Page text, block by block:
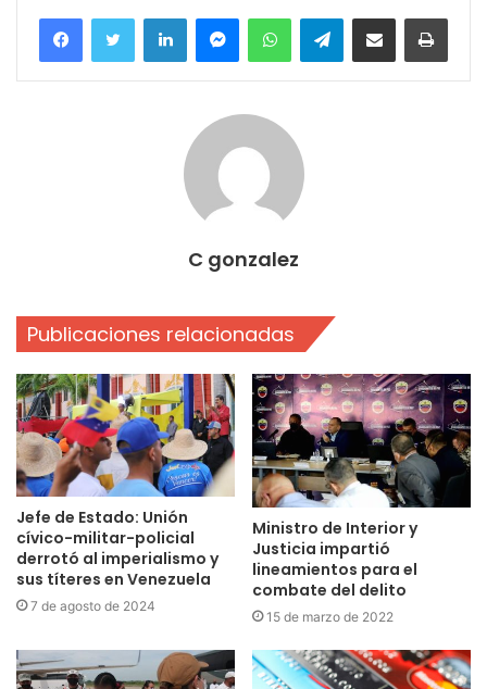
FacebookTwitter LinkedInMessengerWhatsAppTelegramCompartir por correo electrónico
C gonzalez
Publicaciones relacionadas
Jefe de Estado: Unión
cívico-militar-policial
derrotó al imperialismo y
sus títeres en Venezuela
7 de agosto de 2024
Ministro de Interior y
Justicia impartió
lineamientos para el
combate del delito
15 de marzo de 2022